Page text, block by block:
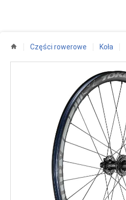
Części rowerowe Koła